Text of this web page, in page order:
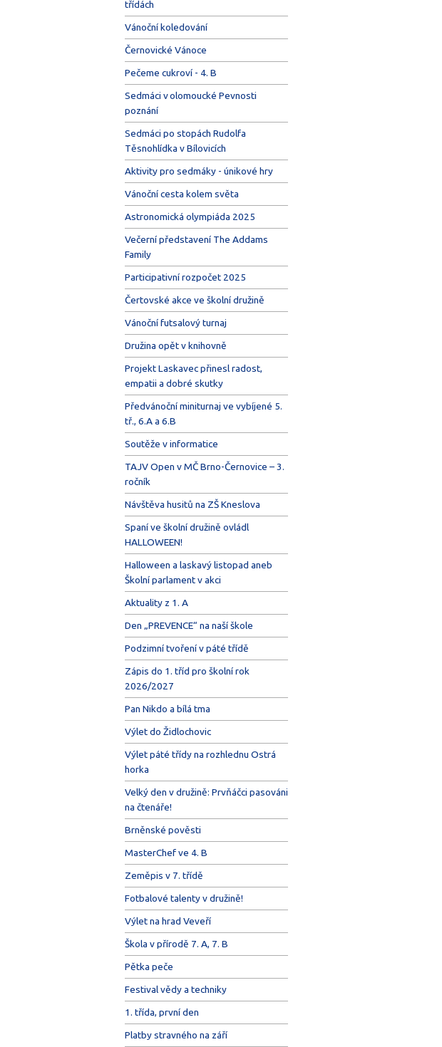
třídách
Vánoční koledování
Černovické Vánoce
Pečeme cukroví - 4. B
Sedmáci v olomoucké Pevnosti
poznání
Sedmáci po stopách Rudolfa
Těsnohlídka v Bílovicích
Aktivity pro sedmáky - únikové hry
Vánoční cesta kolem světa
Astronomická olympiáda 2025
Večerní představení The Addams
Family
Participativní rozpočet 2025
Čertovské akce ve školní družině
Vánoční futsalový turnaj
Družina opět v knihovně
Projekt Laskavec přinesl radost,
empatii a dobré skutky
Předvánoční miniturnaj ve vybíjené 5.
tř., 6.A a 6.B
Soutěže v informatice
TAJV Open v MČ Brno-Černovice – 3.
ročník
Návštěva husitů na ZŠ Kneslova
Spaní ve školní družině ovládl
HALLOWEEN!
Halloween a laskavý listopad aneb
Školní parlament v akci
Aktuality z 1. A
Den „PREVENCE“ na naší škole
Podzimní tvoření v páté třídě
Zápis do 1. tříd pro školní rok
2026/2027
Pan Nikdo a bílá tma
Výlet do Židlochovic
Výlet páté třídy na rozhlednu Ostrá
horka
Velký den v družině: Prvňáčci pasováni
na čtenáře!
Brněnské pověsti
MasterChef ve 4. B
Zeměpis v 7. třídě
Fotbalové talenty v družině!
Výlet na hrad Veveří
Škola v přírodě 7. A, 7. B
Pětka peče
Festival vědy a techniky
1. třída, první den
Platby stravného na září